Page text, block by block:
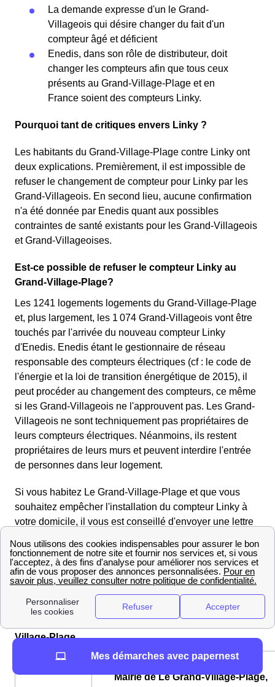
La demande expresse d'un le Grand-
Villageois qui désire changer du fait d'un
compteur âgé et déficient
Enedis, dans son rôle de distributeur, doit
changer les compteurs afin que tous ceux
présents au Grand-Village-Plage et en
France soient des compteurs Linky.
Pourquoi tant de critiques envers Linky ?
Les habitants du Grand-Village-Plage contre Linky ont
deux explications. Premièrement, il est impossible de
refuser le changement de compteur pour Linky par les
Grand-Villageois. En second lieu, aucune confirmation
n'a été donnée par Enedis quant aux possibles
contraintes de santé existants pour les Grand-Villageois
et Grand-Villageoises.
Est-ce possible de refuser le compteur Linky au
Grand-Village-Plage?
Les 1241 logements logements du Grand-Village-Plage
et, plus largement, les 1 074 Grand-Villageois vont être
touchés par l'arrivée du nouveau compteur Linky
d'Enedis. Enedis étant le gestionnaire de réseau
responsable des compteurs électriques (cf : le code de
l'énergie et la loi de transition énergétique de 2015), il
peut procéder au changement des compteurs, ce même
si les Grand-Villageois ne l'approuvent pas. Les Grand-
Villageois ne sont techniquement pas propriétaires de
leurs compteurs électriques. Néanmoins, ils restent
propriétaires de leurs murs et peuvent interdire l'entrée
de personnes dans leur logement.
Si vous habitez Le Grand-Village-Plage et que vous
souhaitez empêcher l'installation du compteur Linky à
votre domicile, il vous est conseillé d'envoyer une lettre
de l'installation dans votre ville (Le Grand-Village-Plage
- Poitou-Charentes). Pour en savoir plus sur Linky, vous
pouvez contacter le gestionnaire par téléphone 09 72 67
Informations pratiques sur la mairie du Grand-
Village-Plage
Mairie de Le Grand-Village-Plage,
Mes démarches avec papernest